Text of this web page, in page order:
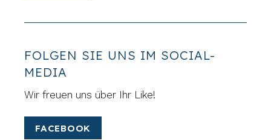
FOLGEN SIE UNS IM SOCIAL-
MEDIA
Wir freuen uns über Ihr Like!
FACEBOOK